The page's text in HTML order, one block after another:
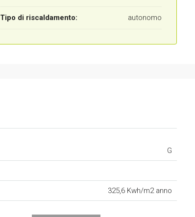
Tipo di riscaldamento: autonomo
G
325,6 Kwh/m2 anno